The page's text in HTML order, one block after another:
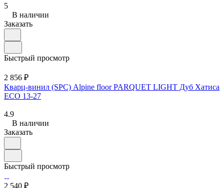
5
В наличии
Заказать
Быстрый просмотр
2 856 ₽
Кварц-винил (SPC) Alpine floor PARQUET LIGHT Дуб Хатиса
ЕСО 13-27
4.9
В наличии
Заказать
Быстрый просмотр
2 540 ₽